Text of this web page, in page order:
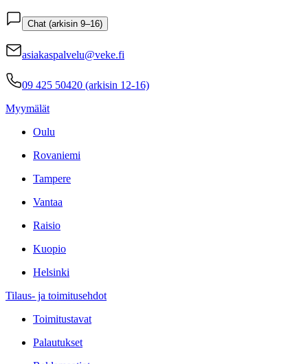
Chat (arkisin 9–16)
asiakaspalvelu@veke.fi
09 425 50420 (arkisin 12-16)
Myymälät
Oulu
Rovaniemi
Tampere
Vantaa
Raisio
Kuopio
Helsinki
Tilaus- ja toimitusehdot
Toimitustavat
Palautukset